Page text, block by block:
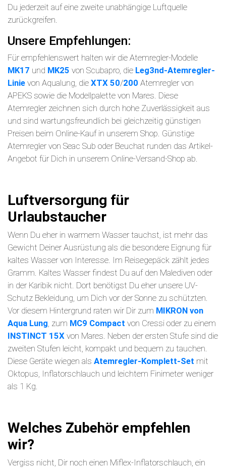
Du jederzeit auf eine zweite unabhängige Luftquelle
zurückgreifen.
Unsere Empfehlungen:
Für empfehlenswert halten wir die Atemregler-Modelle
MK17 und MK25 von Scubapro, die Leg3nd-Atemregler-
Linie von Aqualung, die XTX 50/200 Atemregler von
APEKS sowie die Modellpalette von Mares. Diese
Atemregler zeichnen sich durch hohe Zuverlässigkeit aus
und sind wartungsfreundlich bei gleichzeitig günstigen
Preisen beim Online-Kauf in unserem Shop. Günstige
Atemregler von Seac Sub oder Beuchat runden das Artikel-
Angebot für Dich in unserem Online-Versand-Shop ab.
Luftversorgung für
Urlaubstaucher
Wenn Du eher in warmem Wasser tauchst, ist mehr das
Gewicht Deiner Ausrüstung als die besondere Eignung für
kaltes Wasser von Interesse. Im Reisegepäck zählt jedes
Gramm. Kaltes Wasser findest Du auf den Malediven oder
in der Karibik nicht. Dort benötigst Du eher unsere UV-
Schutz Bekleidung, um Dich vor der Sonne zu schützten.
Vor diesem Hintergrund raten wir Dir zum MIKRON von
Aqua Lung , zum MC9 Compact von Cressi oder zu einem
INSTINCT 15X von Mares. Neben der ersten Stufe sind die
zweiten Stufen leicht, kompakt und bequem zu tauchen.
Diese Geräte wiegen als Atemregler-Komplett-Set mit
Oktopus, Inflatorschlauch und leichtem Finimeter weniger
als 1 Kg.
Welches Zubehör empfehlen
wir?
Vergiss nicht, Dir noch einen Miflex-Inflatorschlauch, ein